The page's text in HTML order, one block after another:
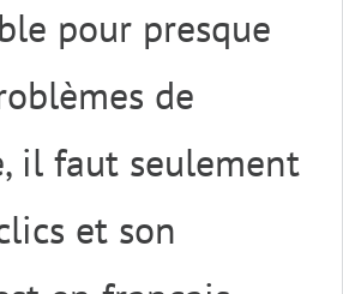
pour presque
de
il faut seulement
et son